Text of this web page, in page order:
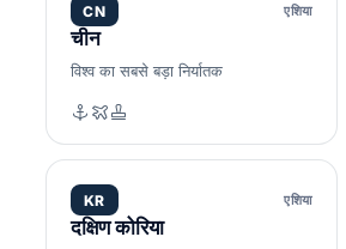
CN एशिया
चीन
विश्व का सबसे बड़ा निर्यातक
KR एशिया
दक्षिण कोरिया